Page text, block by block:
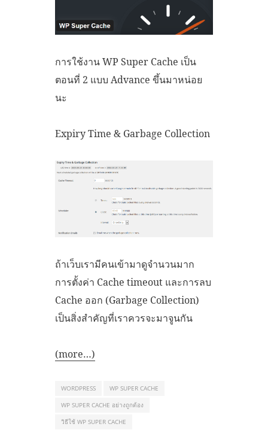
การใช้งาน WP Super Cache เป็น
ตอนที่ 2 แบบ Advance ขึ้นมาหน่อย
นะ
Expiry Time & Garbage Collection
ถ้าเว็บเรามีคนเข้ามาดูจำนวนมาก
การตั้งค่า Cache timeout และการลบ
Cache ออก (Garbage Collection)
เป็นสิ่งสำคัญที่เราควรจะมาจูนกัน
(more…)
WORDPRESS
WP SUPER CACHE
WP SUPER CACHE อย่างถูกต้อง
วิธีใช้ WP SUPER CACHE